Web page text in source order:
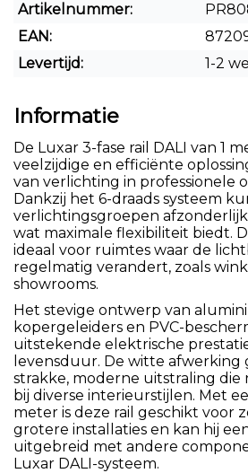
Artikelnummer:
EAN:
Levertijd:
1-2
Informatie
De Luxar 3-fase rail DALI van 1
veelzijdige en efficiënte
van verlichting in professionele
Dankzij het 6-draads systeem
verlichtingsgroepen
wat maximale flexibiliteit biedt.
ideaal voor ruimtes waar de
regelmatig verandert, zoals
showrooms.
Het stevige ontwerp van
kopergeleiders en PVC-
uitstekende elektrische
levensduur. De witte afwerking
strakke, moderne uitstraling die
bij diverse interieurstijlen. Met
meter is deze rail geschikt voor
grotere installaties en kan hij
uitgebreid met andere
Luxar DALI-systeem.